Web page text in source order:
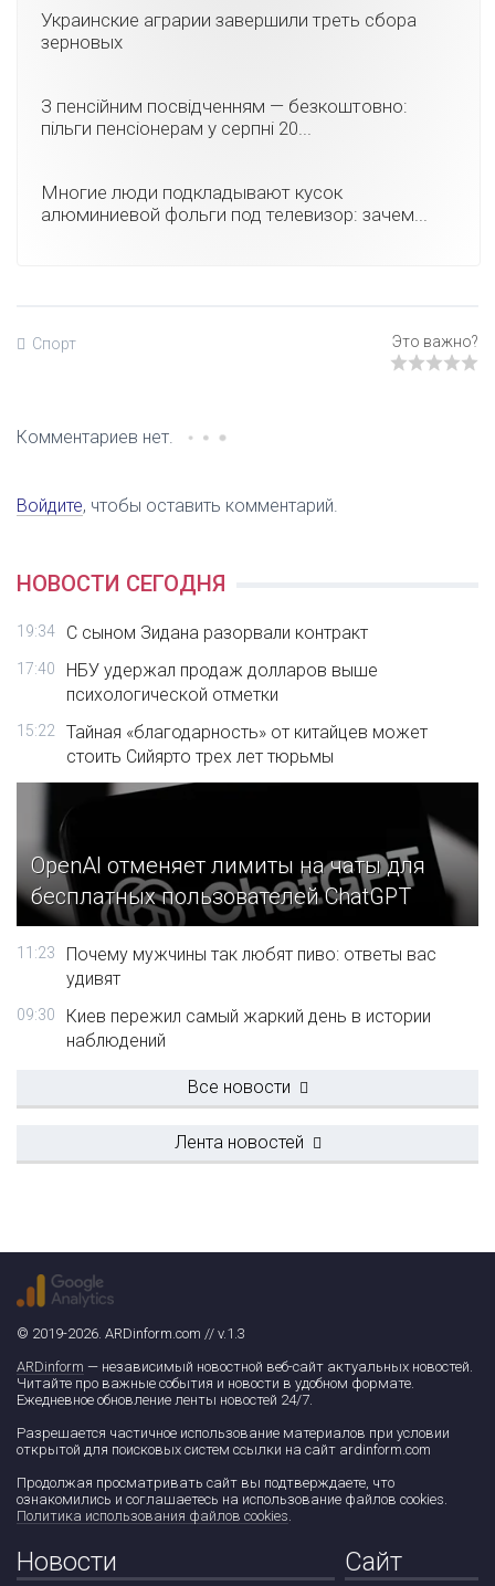
Украинские аграрии завершили треть сбора
зерновых
З пенсійним посвідченням — безкоштовно:
пільги пенсіонерам у серпні 20...
Многие люди подкладывают кусок
алюминиевой фольги под телевизор: зачем...
Спорт
Комментариев нет.
Войдите, чтобы оставить комментарий.
НОВОСТИ СЕГОДНЯ
19:34 С сыном Зидана разорвали контракт
17:40
НБУ удержал продаж долларов выше
психологической отметки
15:22
Тайная «благодарность» от китайцев может
стоить Сийярто трех лет тюрьмы
OpenAI отменяет лимиты на чаты для
бесплатных пользователей ChatGPT
11:23
Почему мужчины так любят пиво: ответы вас
удивят
09:30
Киев пережил самый жаркий день в истории
наблюдений
Все новости
Лента новостей
© 2019-2026. ARDinform.com // v.1.3
ARDinform — независимый новостной веб-сайт актуальных новостей.
Читайте про важные события и новости в удобном формате.
Ежедневное обновление ленты новостей 24/7.
Разрешается частичное использование материалов при условии
открытой для поисковых систем ссылки на сайт ardinform.com
Продолжая просматривать сайт вы подтверждаете, что
ознакомились и соглашаетесь на использование файлов cookies.
Политика использования файлов cookies.
Новости Сайт